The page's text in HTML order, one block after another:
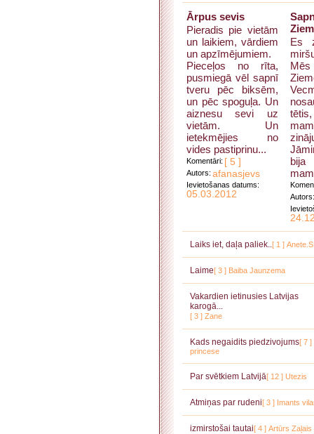
Ārpus sevis
Pieradis pie vietām
un laikiem, vārdiem
un apzīmējumiem.
Pieceļos no rīta,
pusmiegā vēl sapnī
tveru pēc biksēm,
un pēc spoguļa. Un
aiznesu sevi uz
vietām. Un
ietekmējies no
vides pastiprinu...
Komentāri: [ 5 ]
Autors: afanasjevs
Ievietošanas datums:
05.03.2012
Es
bija
Autors:
Laiks iet, daļa paliek..[ 1 ]
Laime[ 3 ] Baiba Jaunzema
Vakardien ietinusies Latvijas
karogā...
[ 3 ] Zane
Kads negaidits piedzivojums[ 7 ]
princese
Par svētkiem Latvijā[ 12 ] Utezis
Atmiņas par rudeni[ 3 ] Imants
izmirstošai tautai[ 4 ] Artūrs Zaļais